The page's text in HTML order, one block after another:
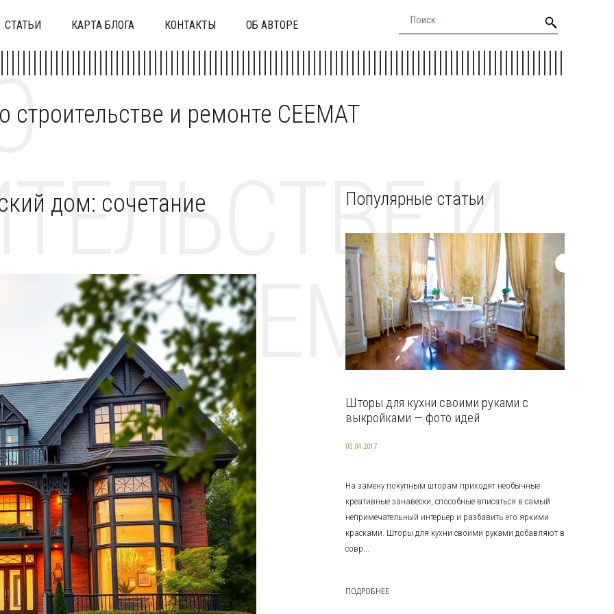
СТАТЬИ КАРТА БЛОГА КОНТАКТЫ ОБ АВТОРЕ
строительстве и ремонте CEEMAT
И
CEEMAT
дом: сочетание Популярные статьи
Шторы для кухни своими руками с
выкройками — фото идей
03.04.2017
На замену покупным шторам приходят необычные
креативные занавески, способные вписаться в самый
непримечательный интерьер и разбавить его яркими
красками. Шторы для кухни своими руками добавляют в
совр...
ПОДРОБНЕЕ